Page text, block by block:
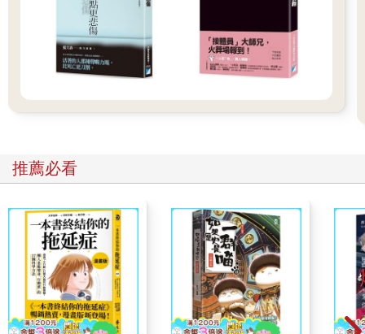
比他人差。他們不是在演戲，而是真心相信自己高人一等。雖然
事實上大概沒有他們自己想像得那麼厲害，但這群人也可能是卓
越的人才。
即便如此，堅信自己比較優越這件事本身，已經反映了他們淺藏
貶低身邊的人，來幫助自己維繫自尊。
感到全然滿足的人，可以接受批評指教，也有能力針對這些問題
進行討論。然而，那些藉由表現得高人一等來掩飾內心自卑的
去面對問題。
有時候，一個充滿自信且果敢的人也可能遇到令人措手不及的情
況，因而面臨內心潛藏的不安全感以及不被愛的恐懼。此時，這
個人可能就會像查理布朗一樣，因為對於被愛這件事感到太過絕
望，連擺在眼前的愛都無法接受。
就像查理布朗無法接受任何對自己的正面評價一樣，露西這類型
的人雖然經常沉淪在對自己的讚賞中，也可能不相信那些對自己
推薦必看